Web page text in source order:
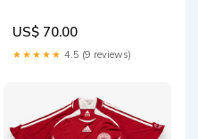
US$ 70.00
★★★★★ 4.5 (9 reviews)